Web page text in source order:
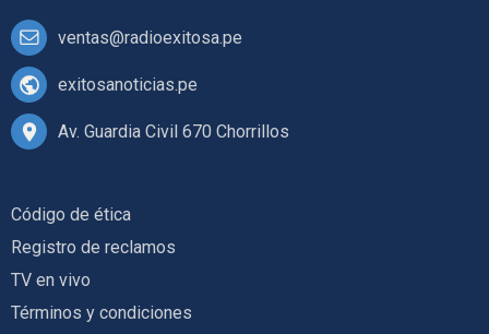
ventas@radioexitosa.pe
exitosanoticias.pe
Av. Guardia Civil 670 Chorrillos
Código de ética
Registro de reclamos
TV en vivo
Términos y condiciones